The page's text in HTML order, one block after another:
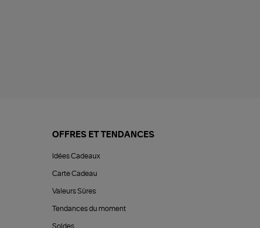
OFFRES ET TENDANCES
Idées Cadeaux
Carte Cadeau
Valeurs Sûres
Tendances du moment
Soldes